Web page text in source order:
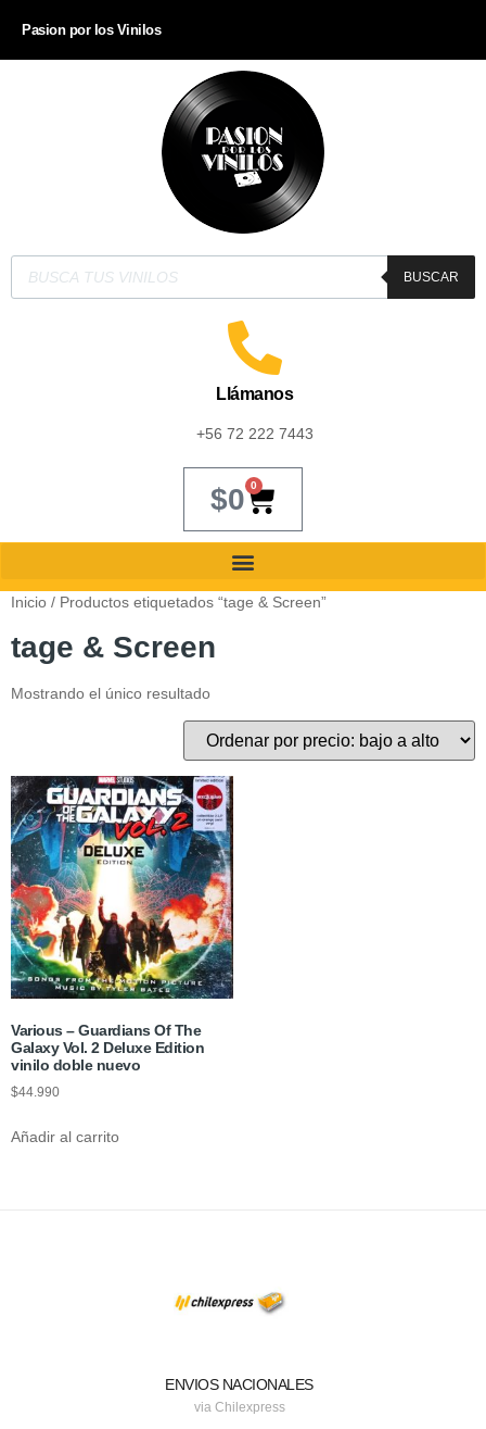
Pasion por los Vinilos
BUSCAR
Llámanos
+56 72 222 7443
$0 0
Inicio / Productos etiquetados “tage & Screen”
tage & Screen
Mostrando el único resultado
Various – Guardians Of The
Galaxy Vol. 2 Deluxe Edition
vinilo doble nuevo
$44.990
Añadir al carrito
ENVIOS NACIONALES
via Chilexpress